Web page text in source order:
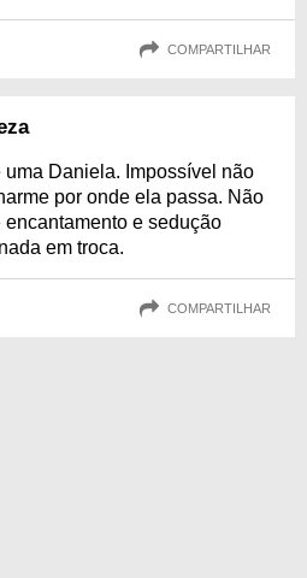
COMPARTILHAR
Daniela. Impossível não
por onde ela passa. Não
e sedução
em troca.
COMPARTILHAR